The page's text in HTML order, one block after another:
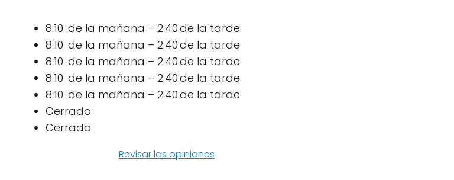
8:10 de la mañana – 2:40 de la tarde
8:10 de la mañana – 2:40 de la tarde
8:10 de la mañana – 2:40 de la tarde
8:10 de la mañana – 2:40 de la tarde
8:10 de la mañana – 2:40 de la tarde
Cerrado
Cerrado
Revisar las opiniones